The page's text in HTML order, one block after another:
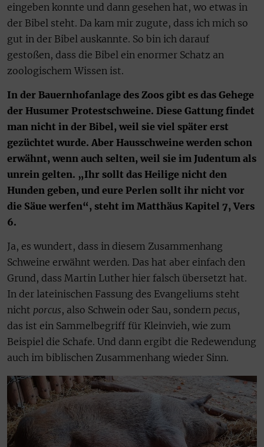
eingeben konnte und dann gesehen hat, wo etwas in
der Bibel steht. Da kam mir zugute, dass ich mich so
gut in der Bibel auskannte. So bin ich darauf
gestoßen, dass die Bibel ein enormer Schatz an
zoologischem Wissen ist.
In der Bauernhofanlage des Zoos gibt es das Gehege
der Husumer Protestschweine. Diese Gattung findet
man nicht in der Bibel, weil sie viel später erst
gezüchtet wurde. Aber Hausschweine werden schon
erwähnt, wenn auch selten, weil sie im Judentum als
unrein gelten. „Ihr sollt das Heilige nicht den
Hunden geben, und eure Perlen sollt ihr nicht vor
die Säue werfen“, steht im Matthäus Kapitel 7, Vers
6.
Ja, es wundert, dass in diesem Zusammenhang
Schweine erwähnt werden. Das hat aber einfach den
Grund, dass Martin Luther hier falsch übersetzt hat.
In der lateinischen Fassung des Evangeliums steht
nicht porcus, also Schwein oder Sau, sondern pecus,
das ist ein Sammelbegriff für Kleinvieh, wie zum
Beispiel die Schafe. Und dann ergibt die Redewendung
auch im biblischen Zusammenhang wieder Sinn.